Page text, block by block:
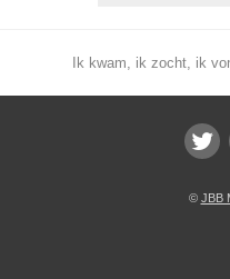
Ik kwam, ik zocht, ik
© JBB